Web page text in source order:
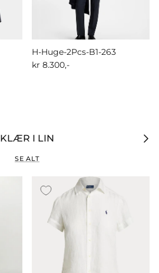
H-Huge-2Pcs-B1-263
kr 8.300,-
KLÆR I LIN
SE ALT